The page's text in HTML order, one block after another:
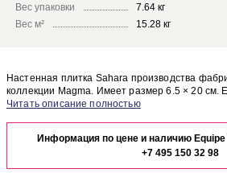
Вес упаковки
7.64 кг
Вес м²
15.28 кг
Настенная плитка Sahara производства
коллекции Magma. Имеет размер 6.5 × 20 см.
отлично сочетается с другими элементами
отделке Вашего помещения, закажите
использованием элементов коллекции Equipe
Информация по цене и наличию
+7 495 150 32 98